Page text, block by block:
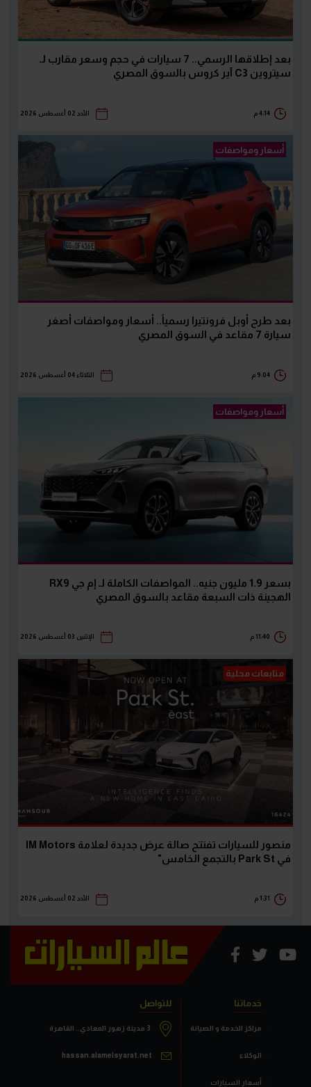
بعد إطلاقها الرسمي.. 7 سيارات في حجم وسعر مقارب لـ
سيتروين C3 آير كروس بالسوق المصري
4:14 م الأحد 02 أغسطس 2026
أسعار ومواصفات
بعد طرح أوبل فرونتيرا رسمياً.. أسعار ومواصفات أصغر
سيارة 7 مقاعد في السوق المصري
9:04 م الثلاثاء 04 أغسطس 2026
أسعار ومواصفات
بسعر 1.9 مليون جنيه.. المواصفات الكاملة لـ إم جي RX9
الهجينة ذات السبعة مقاعد بالسوق المصري
11:40 م الإثنين 03 أغسطس 2026
متابعات محلية
منصور للسيارات تفتتح صالة عرض جديدة لعلامة IM Motors
في Park St بالتجمع الخامس"
1:31 م الأحد 02 أغسطس 2026
خدماتنا
مراكز الخدمة و الصيانة
الوكلاء
أسعار السيارات
للتواصل
3 مدينة زهور المعادي.. القاهرة
hassan.alamelsyarat.net